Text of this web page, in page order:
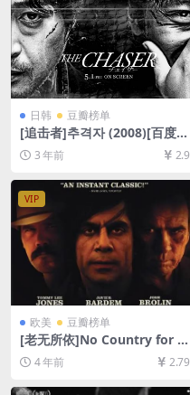
日韩 豆瓣榜单
[追击者]추격자 (2008)[百度网
盘+夸克网盘1080P超清未删
减资源][网盘在线播放/下载]
[MP4/7.5GB][韩语中字]
3 年前 2.9
VIP
欧美 豆瓣榜单
[老无所依]No Country for O
ld Men (2007)[百度网盘+迅
雷云盘资源1080P超清未删减]
4 年前 2.79